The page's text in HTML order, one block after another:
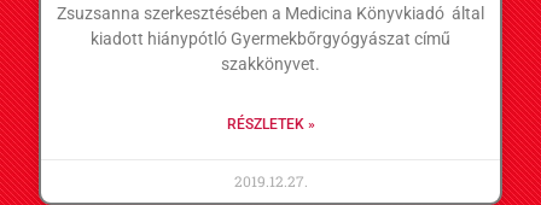
Zsuzsanna szerkesztésében a Medicina Könyvkiadó által
kiadott hiánypótló Gyermekbőrgyógyászat című
szakkönyvet.
RÉSZLETEK »
2019.12.27.